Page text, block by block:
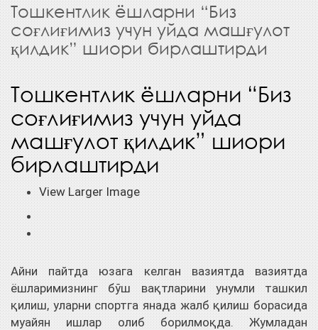
Тошкентлик ёшларни “Биз
соғлиғимиз учун уйда машғулот
қилдик” шиори бирлаштирди
Тошкентлик ёшларни “Биз
соғлиғимиз учун уйда
машғулот қилдик” шиори
бирлаштирди
View Larger Image
Айни пайтда юзага келган вазиятда вазиятда
ёшларимизнинг бўш вақтларини унумли ташкил
қилиш, уларни спортга янада жалб қилиш борасида
муайян ишлар олиб борилмоқда. Жумладан